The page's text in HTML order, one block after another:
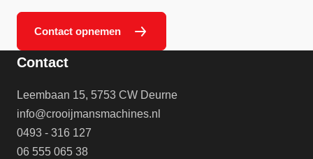
Contact opnemen
Contact
Leembaan 15, 5753 CW Deurne
info@crooijmansmachines.nl
0493 - 316 127
06 555 065 38